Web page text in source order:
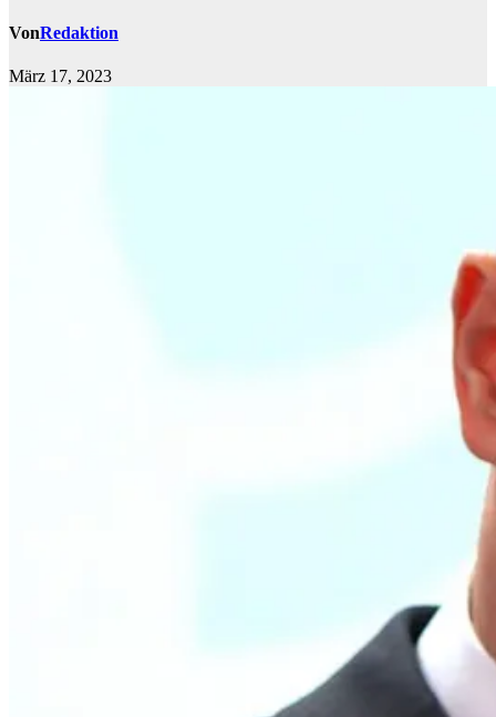
VonRedaktion
März 17, 2023